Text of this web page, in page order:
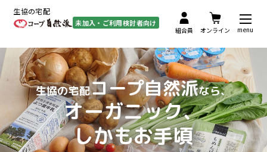
組合員 オンライン menu
生協の宅配
未加入・ご利用検討者向け
生協の宅配コープ自然派なら、
オーガニック、
しかもお手頃